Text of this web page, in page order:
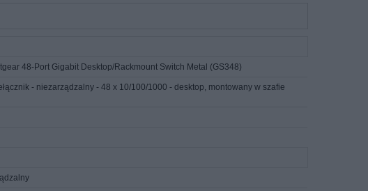
48-Port Gigabit Desktop/Rackmount Switch Metal (GS348)
- niezarządzalny - 48 x 10/100/1000 - desktop, montowany w szafie